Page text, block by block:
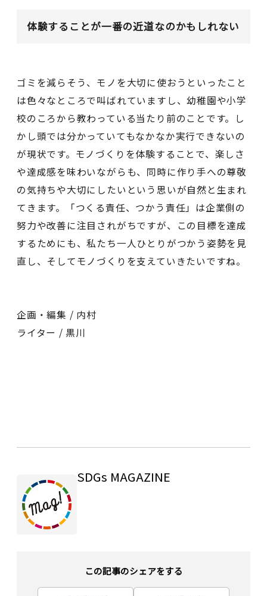
体験することが一番の近道なのかもしれない
ゴミを減らそう、モノを大切に使おうといったこと
は色々なところで叫ばれていますし、幼稚園や小学
校のころから教わっている当たり前のことです。し
かし頭では分かっていてもなかなか実行できないの
が現状です。モノづくりを体験することで、楽しさ
や達成感を味わいながらも、同時に作り手への尊敬
の気持ちや大切にしたいという思いが自然と生まれ
てきます。「つくる責任、つかう責任」は企業側の
努力や改善に注目されがちですが、この目標を達成
するためにも、私たち一人ひとりがつかう姿勢を見
直し、そしてモノづくりを支えていきたいですね。
企画・編集 / 内村
ライター / 黒川
SDGs MAGAZINE
この記事のシェアをする